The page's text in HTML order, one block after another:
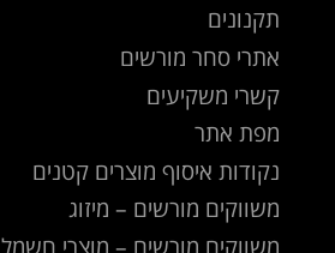
תקנונים
אתרי סחר מורשים
קשרי משקיעים
מפת אתר
נקודות איסוף מוצרים קטנים
משווקים מורשים – מיזוג
משווקים מורשים – מוצרי חשמל